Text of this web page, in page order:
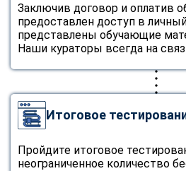
Заключив договор и оплатив
предоставлен доступ в
представлены обучающие
Наши кураторы всегда на
Итоговое
Пройдите итоговое
неограниченное количество